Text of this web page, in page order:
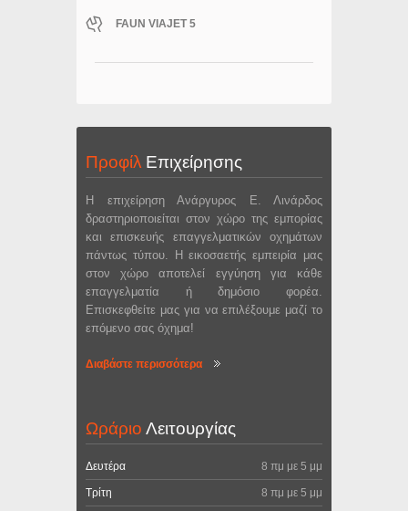
FAUN VIAJET 5
Προφίλ Επιχείρησης
Η επιχείρηση Ανάργυρος Ε. Λινάρδος
δραστηριοποιείται στον χώρο της εμπορίας
και επισκευής επαγγελματικών οχημάτων
πάντως τύπου. Η εικοσαετής εμπειρία μας
στον χώρο αποτελεί εγγύηση για κάθε
επαγγελματία ή δημόσιο φορέα.
Επισκεφθείτε μας για να επιλέξουμε μαζί το
επόμενο σας όχημα!
Διαβάστε περισσότερα
Ωράριο Λειτουργίας
Δευτέρα 8 πμ με 5 μμ
Τρίτη 8 πμ με 5 μμ